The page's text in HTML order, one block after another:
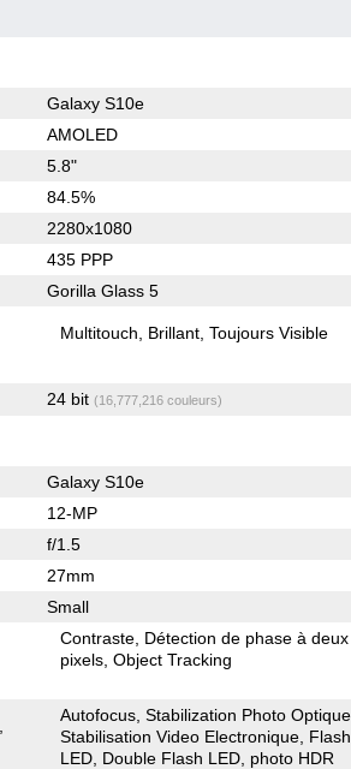
Galaxy S10e
AMOLED
5.8"
84.5%
2280x1080
435 PPP
Gorilla Glass 5
Multitouch Brillant Toujours Visible
24 bit (16,777,216 couleurs)
Galaxy S10e
12-MP
f/1.5
27mm
Small
Contraste Détection de phase à deux
pixels Object Tracking
Autofocus Stabilization Photo Optique
Stabilisation Video Electronique Flash
LED Double Flash LED photo HDR